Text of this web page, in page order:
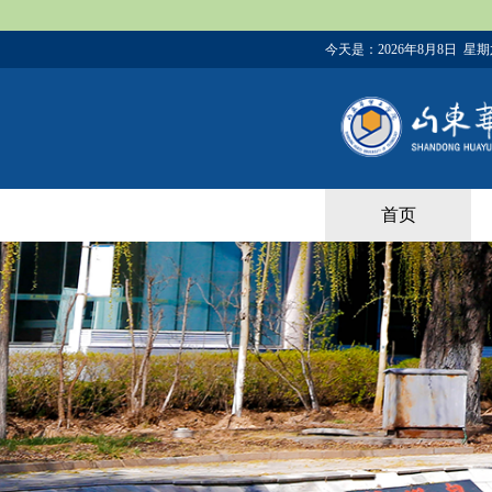
今天是： 2026年8月8日 星
首页